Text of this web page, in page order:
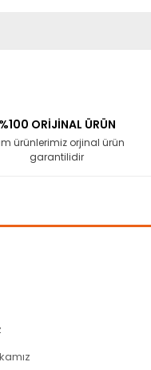
%100 ORİJİNAL ÜRÜN
ürünlerimiz orjinal ürün
garantilidir